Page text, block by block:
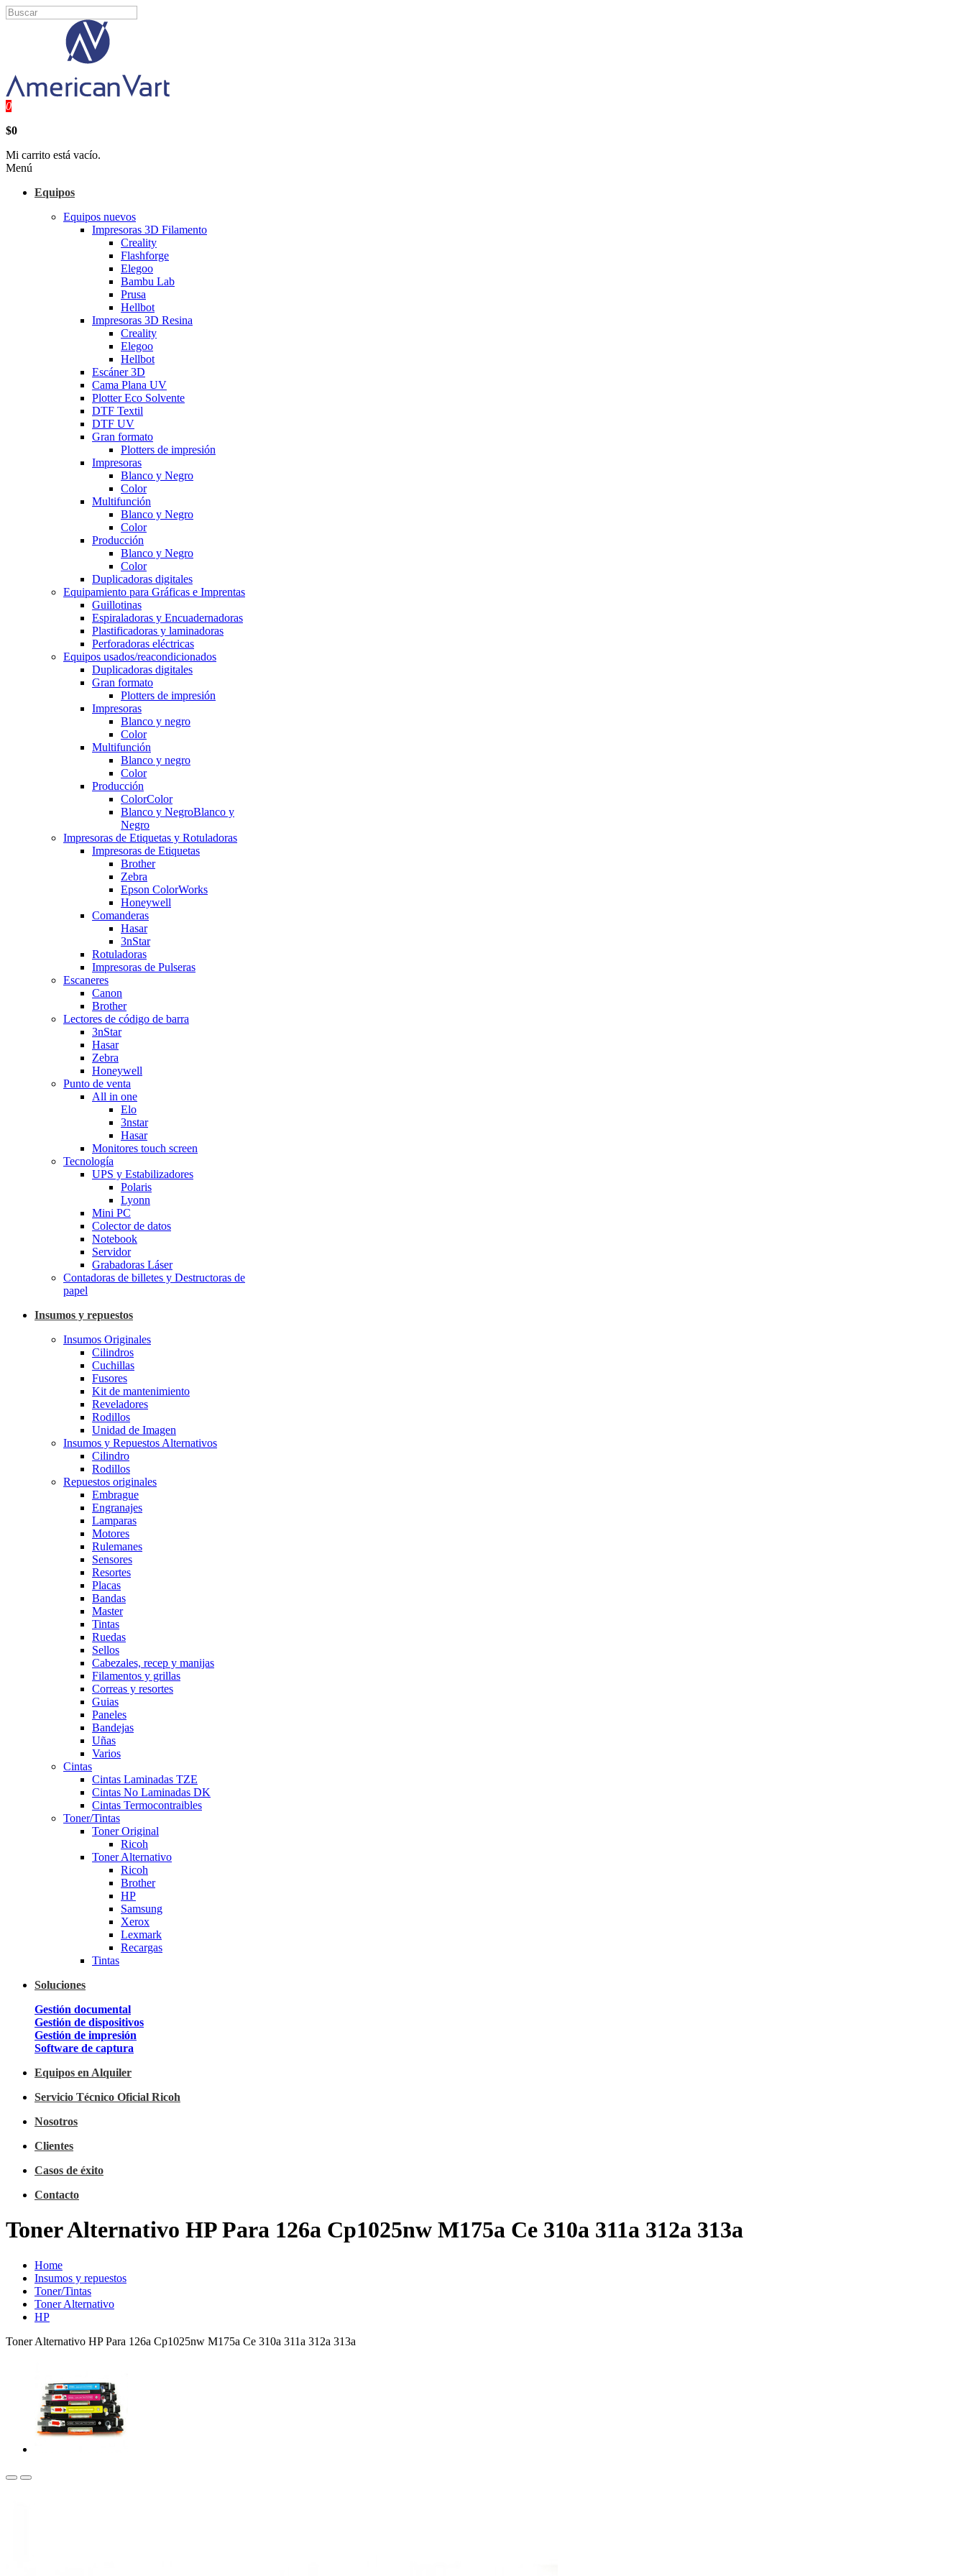
0
$0
Mi carrito está vacío.
Menú
Equipos
Equipos nuevos
Impresoras 3D Filamento
Creality
Flashforge
Elegoo
Bambu Lab
Prusa
Hellbot
Impresoras 3D Resina
Creality
Elegoo
Hellbot
Escáner 3D
Cama Plana UV
Plotter Eco Solvente
DTF Textil
DTF UV
Gran formato
Plotters de impresión
Impresoras
Blanco y Negro
Color
Multifunción
Blanco y Negro
Color
Producción
Blanco y Negro
Color
Duplicadoras digitales
Equipamiento para Gráficas e Imprentas
Guillotinas
Espiraladoras y Encuadernadoras
Plastificadoras y laminadoras
Perforadoras eléctricas
Equipos usados/reacondicionados
Duplicadoras digitales
Gran formato
Plotters de impresión
Impresoras
Blanco y negro
Color
Multifunción
Blanco y negro
Color
Producción
ColorColor
Blanco y NegroBlanco y
Negro
Impresoras de Etiquetas y Rotuladoras
Impresoras de Etiquetas
Brother
Zebra
Epson ColorWorks
Honeywell
Comanderas
Hasar
3nStar
Rotuladoras
Impresoras de Pulseras
Escaneres
Canon
Brother
Lectores de código de barra
3nStar
Hasar
Zebra
Honeywell
Punto de venta
All in one
Elo
3nstar
Hasar
Monitores touch screen
Tecnología
UPS y Estabilizadores
Polaris
Lyonn
Mini PC
Colector de datos
Notebook
Servidor
Grabadoras Láser
Contadoras de billetes y Destructoras de
papel
Insumos y repuestos
Insumos Originales
Cilindros
Cuchillas
Fusores
Kit de mantenimiento
Reveladores
Rodillos
Unidad de Imagen
Insumos y Repuestos Alternativos
Cilindro
Rodillos
Repuestos originales
Embrague
Engranajes
Lamparas
Motores
Rulemanes
Sensores
Resortes
Placas
Bandas
Master
Tintas
Ruedas
Sellos
Cabezales, recep y manijas
Filamentos y grillas
Correas y resortes
Guias
Paneles
Bandejas
Uñas
Varios
Cintas
Cintas Laminadas TZE
Cintas No Laminadas DK
Cintas Termocontraibles
Toner/Tintas
Toner Original
Ricoh
Toner Alternativo
Ricoh
Brother
HP
Samsung
Xerox
Lexmark
Recargas
Tintas
Soluciones
Gestión documental
Gestión de dispositivos
Gestión de impresión
Software de captura
Equipos en Alquiler
Servicio Técnico Oficial Ricoh
Nosotros
Clientes
Casos de éxito
Contacto
Toner Alternativo HP Para 126a Cp1025nw M175a Ce 310a 311a 312a 313a
Home
Insumos y repuestos
Toner/Tintas
Toner Alternativo
HP
Toner Alternativo HP Para 126a Cp1025nw M175a Ce 310a 311a 312a 313a